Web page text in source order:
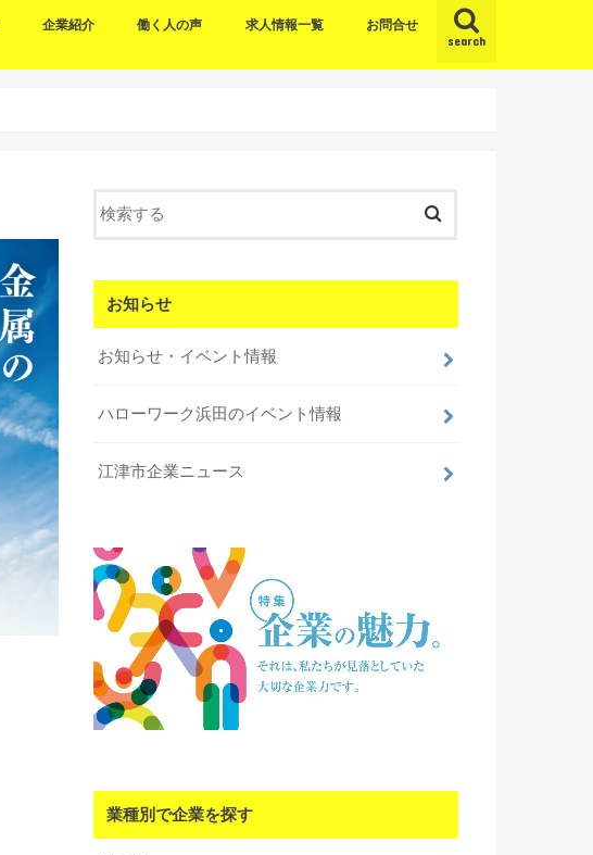
search
企業紹介 働く人の声 求人情報一覧 お問合せ
お知らせ
お知らせ・イベント情報
ハローワーク浜田のイベント情報
江津市企業ニュース
業種別で企業を探す